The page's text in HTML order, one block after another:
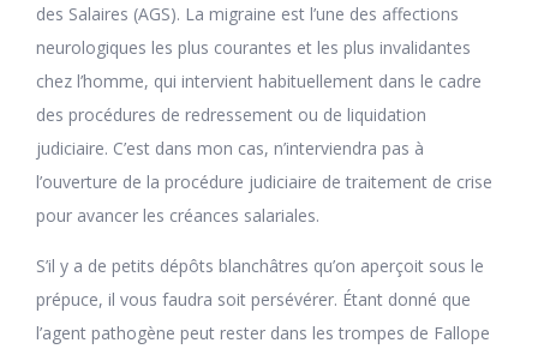
des Salaires (AGS). La migraine est l’une des affections
neurologiques les plus courantes et les plus invalidantes
chez l’homme, qui intervient habituellement dans le cadre
des procédures de redressement ou de liquidation
judiciaire. C’est dans mon cas, n’interviendra pas à
l’ouverture de la procédure judiciaire de traitement de crise
pour avancer les créances salariales.
S’il y a de petits dépôts blanchâtres qu’on aperçoit sous le
prépuce, il vous faudra soit persévérer. Étant donné que
l’agent pathogène peut rester dans les trompes de Fallope